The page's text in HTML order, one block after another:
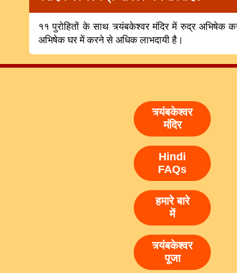
११ पुरोहितों के साथ त्र्यंबकेश्वर मंदिर में रुद्र
अभिषेक घर में करने से अधिक लाभदायी है।
त्र्यंबकेश्वर
मंदिर
Hindi
FAQs
हमारे बारे
में
त्र्यंबकेश्वर
पूजा